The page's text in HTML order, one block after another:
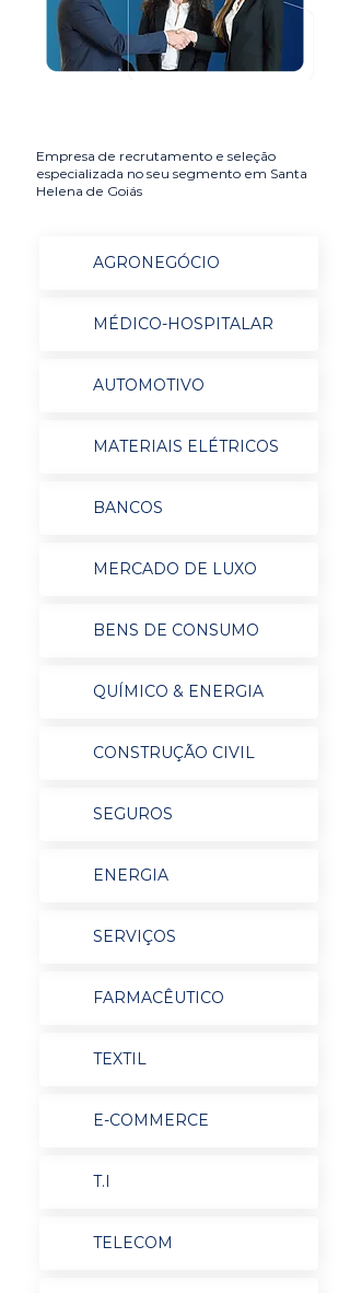
Empresa de recrutamento e seleção
especializada no seu segmento em Santa
Helena de Goiás
AGRONEGÓCIO
MÉDICO-HOSPITALAR
AUTOMOTIVO
MATERIAIS ELÉTRICOS
BANCOS
MERCADO DE LUXO
BENS DE CONSUMO
QUÍMICO & ENERGIA
CONSTRUÇÃO CIVIL
SEGUROS
ENERGIA
SERVIÇOS
FARMACÊUTICO
TEXTIL
E-COMMERCE
T.I
TELECOM